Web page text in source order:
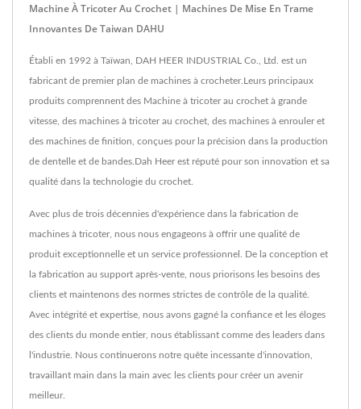
Machine À Tricoter Au Crochet | Machines De Mise En Trame
Innovantes De Taiwan DAHU
Établi en 1992 à Taïwan, DAH HEER INDUSTRIAL Co., Ltd. est un
fabricant de premier plan de machines à crocheter.Leurs principaux
produits comprennent des Machine à tricoter au crochet à grande
vitesse, des machines à tricoter au crochet, des machines à enrouler et
des machines de finition, conçues pour la précision dans la production
de dentelle et de bandes.Dah Heer est réputé pour son innovation et sa
qualité dans la technologie du crochet.
Avec plus de trois décennies d'expérience dans la fabrication de
machines à tricoter, nous nous engageons à offrir une qualité de
produit exceptionnelle et un service professionnel. De la conception et
la fabrication au support après-vente, nous priorisons les besoins des
clients et maintenons des normes strictes de contrôle de la qualité.
Avec intégrité et expertise, nous avons gagné la confiance et les éloges
des clients du monde entier, nous établissant comme des leaders dans
l'industrie. Nous continuerons notre quête incessante d'innovation,
travaillant main dans la main avec les clients pour créer un avenir
meilleur.